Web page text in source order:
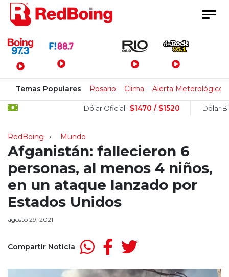
Menú Principal
Temas Populares Rosario Clima Alerta Meterológico
Dólar Oficial: $1470 / $1520 Dólar Blue:
RedBoing Mundo
Afganistán: fallecieron 6
personas, al menos 4 niños,
en un ataque lanzado por
Estados Unidos
agosto 29, 2021
Compartir Noticia